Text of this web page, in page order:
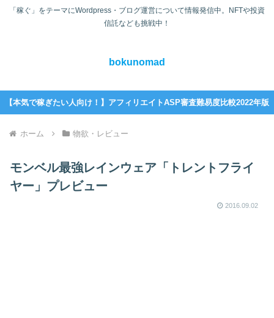
「稼ぐ」をテーマにWordpress・ブログ運営について情報発信中。NFTや投資
信託なども挑戦中！
bokunomad
【本気で稼ぎたい人向け！】アフィリエイトASP審査難易度比較2022年版
ホーム 物欲・レビュー
モンベル最強レインウェア「トレントフライ
ヤー」プレビュー
2016.09.02